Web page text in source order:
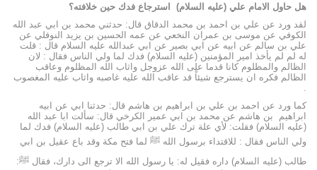
هل حاول الامام علي (عليه السلام) استرجاع فدك حين خلافته؟
لقد ورد عن علي بن احمد بن محمد الدقاق قال: حدثني محمد بن ابي عبد الله
الكوفي عن موسى بن عمران النخعي عن عمه الحسين بن يزيد النوفلي عن
علي بن سالم عن ابيه عن ابي بصير عن ابي عبدالله عليه السلام قال : قلت
له لم لم يأخذ امير المؤمنين (عليه السلام) فدك لما ولي الناس فقال : لان
الظالم والمظلوم كانا قدما على الله عزوجل واثاب الله المظلوم وعاقب
الظالم فكره ان يسترجع شيئاْ قد عاقب الله عليه غاصبه واثاب عليه المغصوب
كما ورد عن احمد بن علي بن ابراهيم بن هاشم قال: حدثنا ابي عن ابيه
ابراهيم بن هاشم عن محمد بن ابي عمير الكرخي قال: سألت ابا عبد الله
(عليه السلام) فقلت: لأي علة ترك علي بن ابي طالب (عليه السلام) فدك لما
ولي الناس فقال : للاقتداء برسول الله ﷺ لما فتح مكة وقد باع عقيل بن ابي
طالب (عليه السلام) داره فقيل له: يا رسول الله الا ترجع الى دارك، فقال ﷺ: